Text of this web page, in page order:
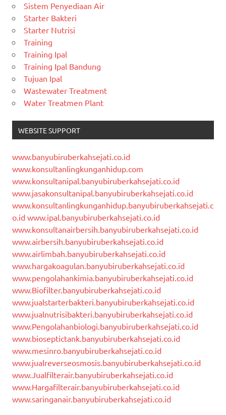
Sistem Penyediaan Air
Starter Bakteri
Starter Nutrisi
Training
Training Ipal
Training Ipal Bandung
Tujuan Ipal
Wastewater Treatment
Water Treatmen Plant
WEBSITE SUPPORT
www.banyubiruberkahsejati.co.id
www.konsultanlingkunganhidup.com
www.konsultanipal.banyubiruberkahsejati.co.id
www.jasakonsultanipal.banyubiruberkahsejati.co.id
www.konsultanlingkunganhidup.banyubiruberkahsejati.c
o.id www.ipal.banyubiruberkahsejati.co.id
www.konsultanairbersih.banyubiruberkahsejati.co.id
www.airbersih.banyubiruberkahsejati.co.id
www.airlimbah.banyubiruberkahsejati.co.id
www.hargakoagulan.banyubiruberkahsejati.co.id
www.pengolahankimia.banyubiruberkahsejati.co.id
www.Biofilter.banyubiruberkahsejati.co.id
www.jualstarterbakteri.banyubiruberkahsejati.co.id
www.jualnutrisibakteri.banyubiruberkahsejati.co.id
www.Pengolahanbiologi.banyubiruberkahsejati.co.id
www.bioseptictank.banyubiruberkahsejati.co.id
www.mesinro.banyubiruberkahsejati.co.id
www.jualreverseosmosis.banyubiruberkahsejati.co.id
www.Jualfilterair.banyubiruberkahsejati.co.id
www.Hargafilterair.banyubiruberkahsejati.co.id
www.saringanair.banyubiruberkahsejati.co.id